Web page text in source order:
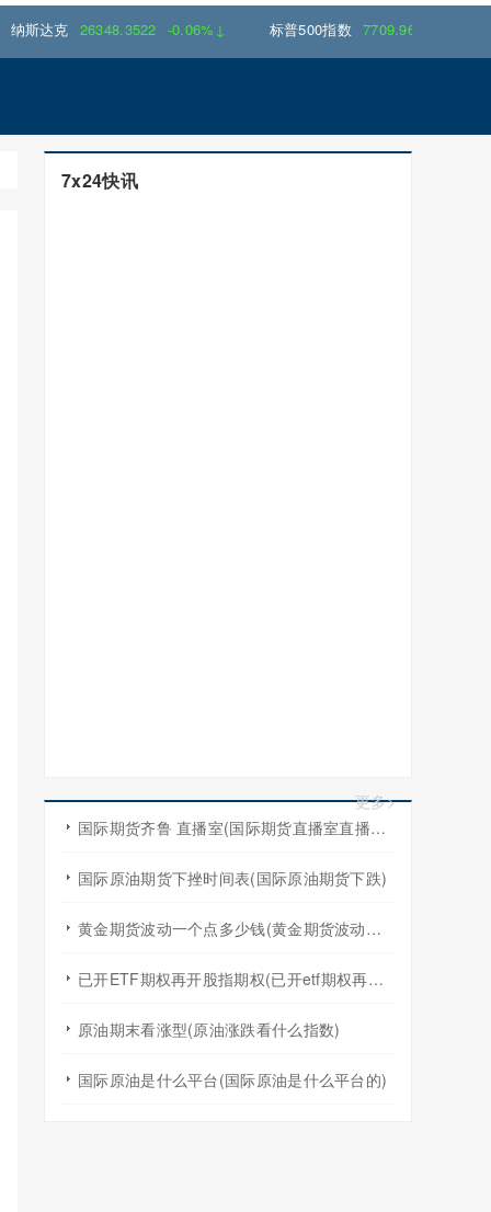
26348.3522 -0.06%↓ 标普500指数 7709.9600 -0.18%↓
7x24快讯
更多>
国际期货齐鲁 直播室(国际期货直播室直播频道)
国际原油期货下挫时间表(国际原油期货下跌)
黄金期货波动一个点多少钱(黄金期货波动一个点多少钱啊)
已开ETF期权再开股指期权(已开etf期权再开股指期权怎么算)
原油期末看涨型(原油涨跌看什么指数)
国际原油是什么平台(国际原油是什么平台的)